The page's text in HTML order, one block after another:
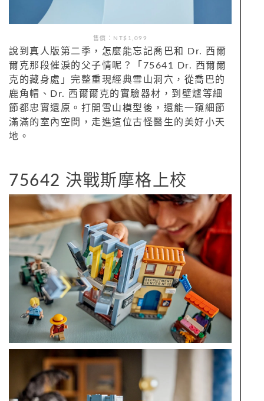
售價：NT$1,099
說到真人版第二季，怎麼能忘記喬巴和 Dr. 西爾
爾克那段催淚的父子情呢？「75641 Dr. 西爾爾
克的藏身處」完整重現經典雪山洞穴，從喬巴的
鹿角帽、Dr. 西爾爾克的實驗器材，到壁爐等細
節都忠實還原。打開雪山模型後，還能一窺細節
滿滿的室內空間，走進這位古怪醫生的美好小天
地。
75642 決戰斯摩格上校